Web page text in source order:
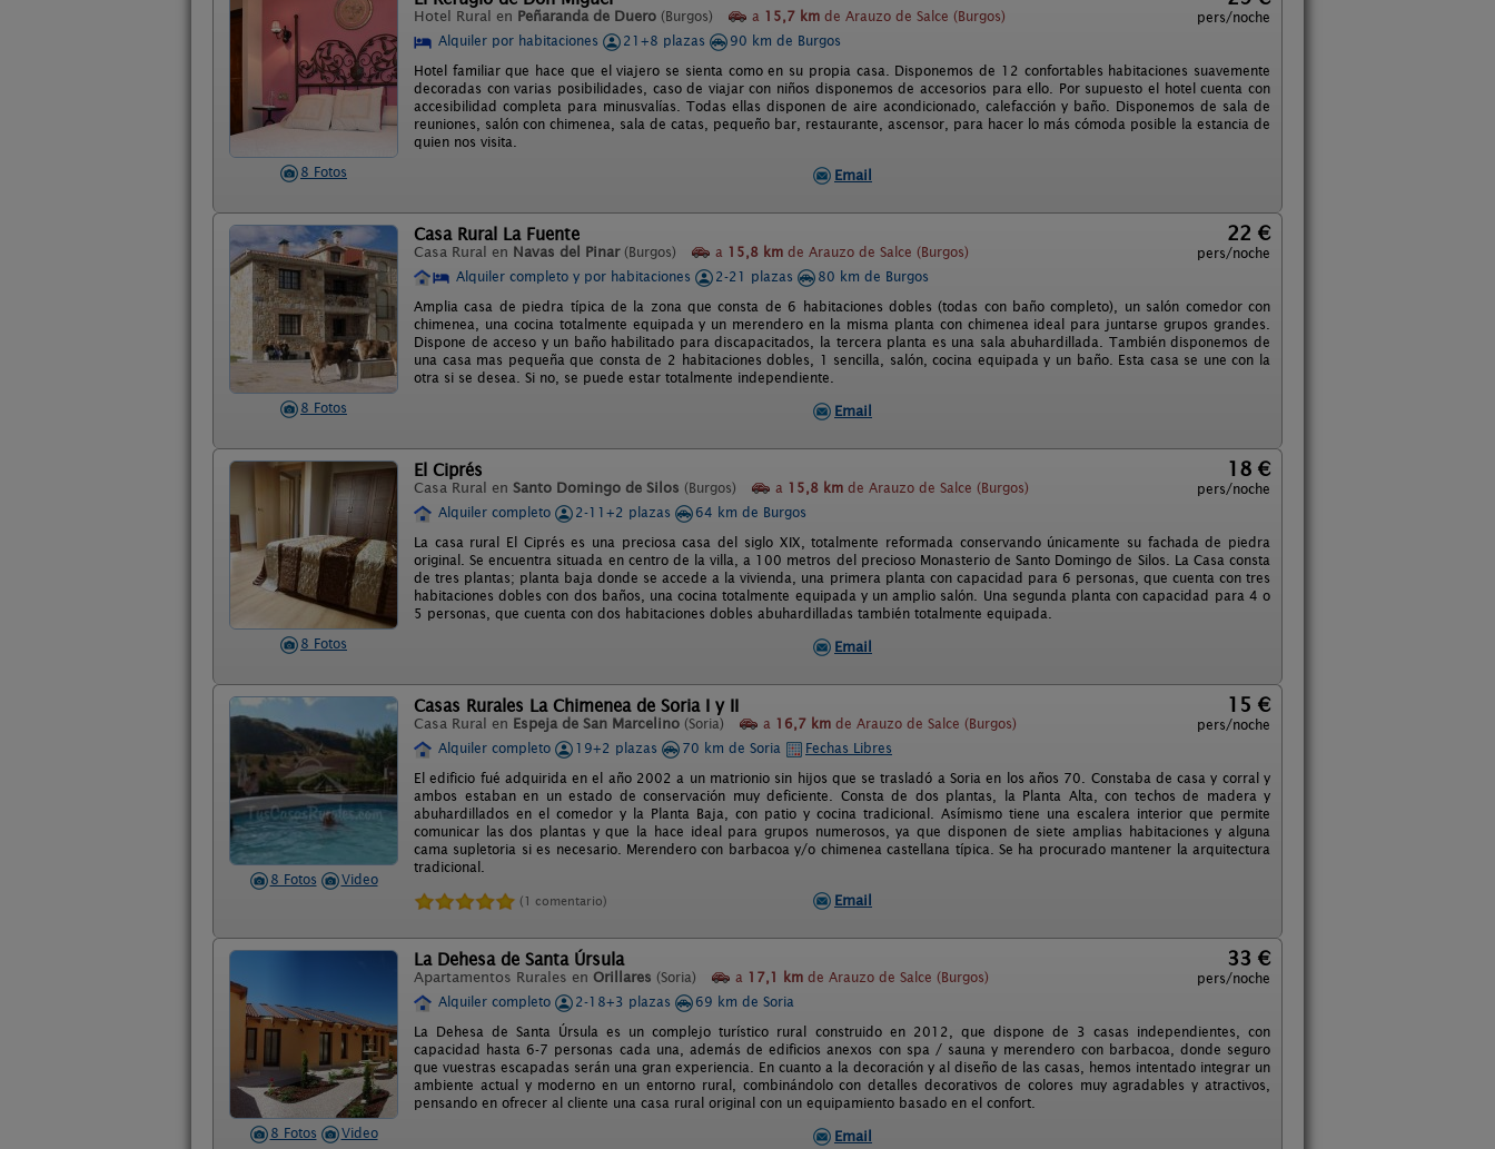
8 Fotos
Hotel Rural en Peñaranda de Duero (Burgos) a 15,7 km de Arauzo de Salce (Burgos)
pers/noche
Alquiler por habitaciones
21+8 plazas
90 km de Burgos
Hotel familiar que hace que el viajero se sienta como en su propia casa. Disponemos de 12 confortables habitaciones suavemente
decoradas con varias posibilidades, caso de viajar con niños disponemos de accesorios para ello. Por supuesto el hotel cuenta con
accesibilidad completa para minusvalías. Todas ellas disponen de aire acondicionado, calefacción y baño. Disponemos de sala de
reuniones, salón con chimenea, sala de catas, pequeño bar, restaurante, ascensor, para hacer lo más cómoda posible la estancia de
quien nos visita.
Email
8 Fotos
Casa Rural La Fuente
Casa Rural en Navas del Pinar (Burgos) a 15,8 km de Arauzo de Salce (Burgos)
22 €
pers/noche
Alquiler completo y por habitaciones
2-21 plazas
80 km de Burgos
Amplia casa de piedra típica de la zona que consta de 6 habitaciones dobles (todas con baño completo), un salón comedor con
chimenea, una cocina totalmente equipada y un merendero en la misma planta con chimenea ideal para juntarse grupos grandes.
Dispone de acceso y un baño habilitado para discapacitados, la tercera planta es una sala abuhardillada. También disponemos de
una casa mas pequeña que consta de 2 habitaciones dobles, 1 sencilla, salón, cocina equipada y un baño. Esta casa se une con la
otra si se desea. Si no, se puede estar totalmente independiente.
Email
8 Fotos
El Ciprés
Casa Rural en Santo Domingo de Silos (Burgos) a 15,8 km de Arauzo de Salce (Burgos)
18 €
pers/noche
Alquiler completo
2-11+2 plazas
64 km de Burgos
La casa rural El Ciprés es una preciosa casa del siglo XIX, totalmente reformada conservando únicamente su fachada de piedra
original. Se encuentra situada en centro de la villa, a 100 metros del precioso Monasterio de Santo Domingo de Silos. La Casa consta
de tres plantas; planta baja donde se accede a la vivienda, una primera planta con capacidad para 6 personas, que cuenta con tres
habitaciones dobles con dos baños, una cocina totalmente equipada y un amplio salón. Una segunda planta con capacidad para 4 o
5 personas, que cuenta con dos habitaciones dobles abuhardilladas también totalmente equipada.
Email
8 Fotos Video
Casas Rurales La Chimenea de Soria I y II
Casa Rural en Espeja de San Marcelino (Soria) a 16,7 km de Arauzo de Salce (Burgos)
15 €
pers/noche
Alquiler completo
19+2 plazas 70 km de Soria
Fechas Libres
El edificio fué adquirida en el año 2002 a un matrionio sin hijos que se trasladó a Soria en los años 70. Constaba de casa y corral y
ambos estaban en un estado de conservación muy deficiente. Consta de dos plantas, la Planta Alta, con techos de madera y
abuhardillados en el comedor y la Planta Baja, con patio y cocina tradicional. Asímismo tiene una escalera interior que permite
comunicar las dos plantas y que la hace ideal para grupos numerosos, ya que disponen de siete amplias habitaciones y alguna
cama supletoria si es necesario. Merendero con barbacoa y/o chimenea castellana típica. Se ha procurado mantener la arquitectura
tradicional.
(1 comentario) Email
8 Fotos Video
La Dehesa de Santa Úrsula
Apartamentos Rurales en Orillares (Soria) a 17,1 km de Arauzo de Salce (Burgos)
33 €
pers/noche
Alquiler completo
2-18+3 plazas
69 km de Soria
La Dehesa de Santa Úrsula es un complejo turístico rural construido en 2012, que dispone de 3 casas independientes, con
capacidad hasta 6-7 personas cada una, además de edificios anexos con spa / sauna y merendero con barbacoa, donde seguro
que vuestras escapadas serán una gran experiencia. En cuanto a la decoración y al diseño de las casas, hemos intentado integrar un
ambiente actual y moderno en un entorno rural, combinándolo con detalles decorativos de colores muy agradables y atractivos,
pensando en ofrecer al cliente una casa rural original con un equipamiento basado en el confort.
Email